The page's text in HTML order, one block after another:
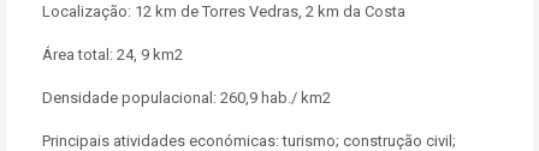
Localização: 12 km de Torres Vedras, 2 km da Costa
Área total: 24, 9 km2
Densidade populacional: 260,9 hab./ km2
Principais atividades económicas: turismo; construção civil;